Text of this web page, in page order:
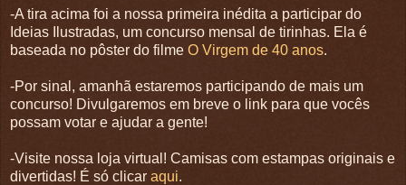
-A tira acima foi a nossa primeira inédita a participar do
Ideias Ilustradas, um concurso mensal de tirinhas. Ela é
baseada no pôster do filme O Virgem de 40 anos.
-Por sinal, amanhã estaremos participando de mais um
concurso! Divulgaremos em breve o link para que vocês
possam votar e ajudar a gente!
-Visite nossa loja virtual! Camisas com estampas originais e
divertidas! É só clicar aqui.